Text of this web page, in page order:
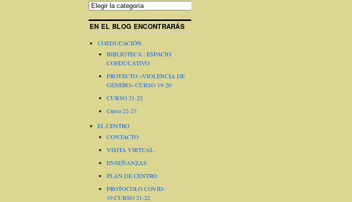
EN EL BLOG ENCONTRARÁS
COEDUCACIÓN
BIBLIOTECA : ESPACIO
COEDUCATIVO
PROYECTO «VIOLENCIA DE
GÉNERO» CURSO 19-20
CURSO 21-22
Curso 22-23
EL CENTRO
CONTACTO
VISITA VIRTUAL
ENSEÑANZAS
PLAN DE CENTRO
PROTOCOLO COVID-
19.CURSO 21-22